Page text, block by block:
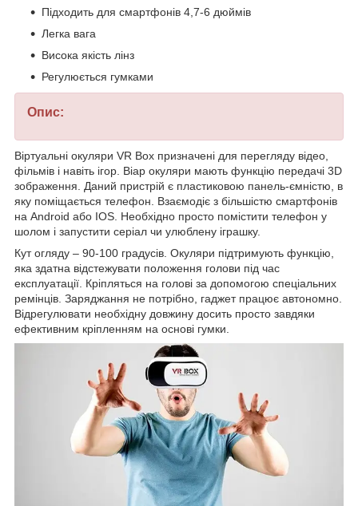
Підходить для смартфонів 4,7-6 дюймів
Легка вага
Висока якість лінз
Регулюється гумками
Опис:
Віртуальні окуляри VR Box призначені для перегляду відео,
фільмів і навіть ігор. Віар окуляри мають функцію передачі 3D
зображення. Даний пристрій є пластиковою панель-ємністю, в
яку поміщається телефон. Взаємодіє з більшістю смартфонів
на Android або IOS. Необхідно просто помістити телефон у
шолом і запустити серіал чи улюблену іграшку.
Кут огляду – 90-100 градусів. Окуляри підтримують функцію,
яка здатна відстежувати положення голови під час
експлуатації. Кріпляться на голові за допомогою спеціальних
ремінців. Заряджання не потрібно, гаджет працює автономно.
Відрегулювати необхідну довжину досить просто завдяки
ефективним кріпленням на основі гумки.